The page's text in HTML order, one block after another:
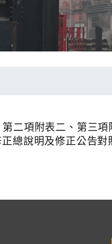
二項附表二、第三項
總說明及修正公告對